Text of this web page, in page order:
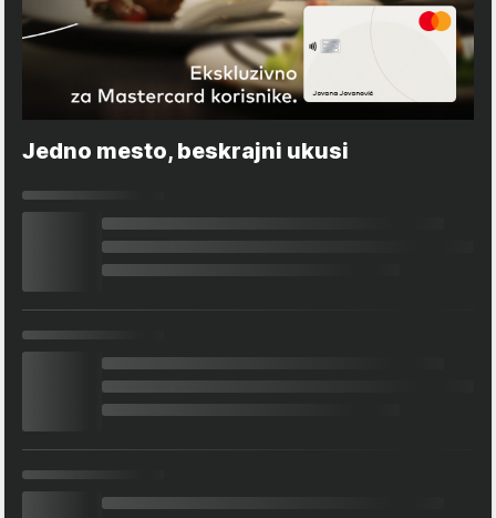
Jedno mesto, beskrajni ukusi